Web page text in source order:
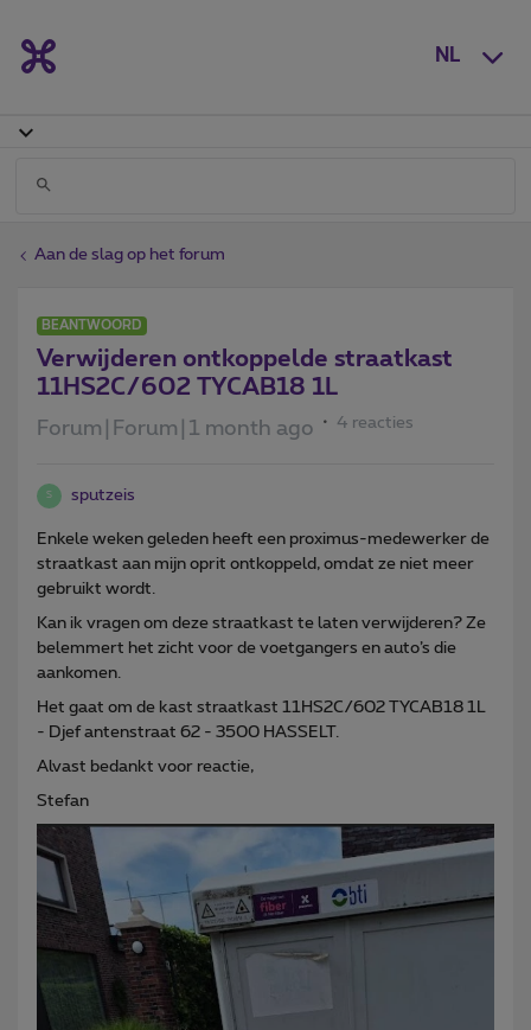
NL
Aan de slag op het forum
BEANTWOORD
Verwijderen ontkoppelde straatkast
11HS2C/602 TYCAB18 1L
Forum|Forum|1 month ago 4 reacties
S sputzeis
Enkele weken geleden heeft een proximus-medewerker de
straatkast aan mijn oprit ontkoppeld, omdat ze niet meer
gebruikt wordt.
Kan ik vragen om deze straatkast te laten verwijderen? Ze
belemmert het zicht voor de voetgangers en auto’s die
aankomen.
Het gaat om de kast straatkast 11HS2C/602 TYCAB18 1L
- Djef antenstraat 62 - 3500 HASSELT.
Alvast bedankt voor reactie,
Stefan